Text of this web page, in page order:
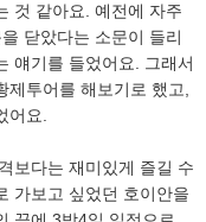
것 같아요. 예전에 자주
닫았다는 소문이 들리
얘기를 들었어요. 그래서
투어를 해보기로 했고,
요.
보다는 재미있게 즐길 수
가보고 싶었던 호이안을